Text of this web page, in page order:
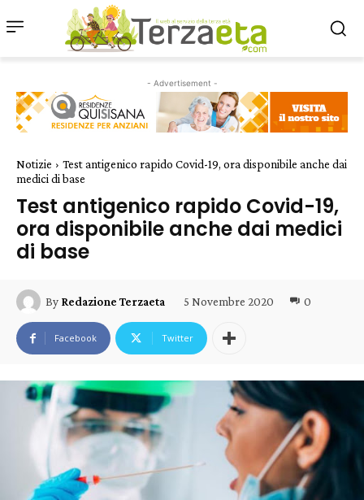
- Advertisement -
Notizie
Test antigenico rapido Covid-19, ora disponibile anche dai
medici di base
Test antigenico rapido Covid-19,
ora disponibile anche dai medici
di base
By Redazione Terzaeta 5 Novembre 2020 0
Facebook Twitter